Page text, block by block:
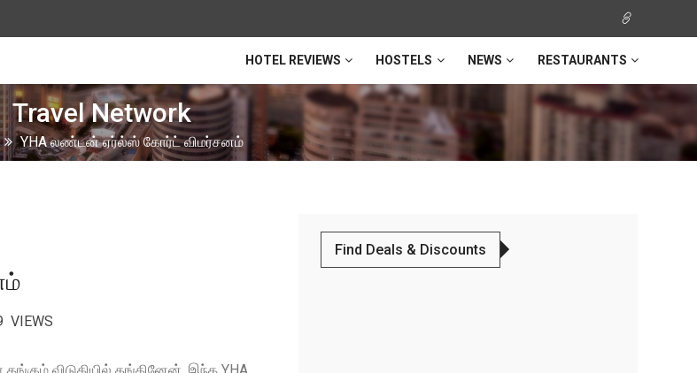
HOTEL REVIEWS HOSTELS NEWS RESTAURANTS
Travel Network
YHA லண்டன் ஏர்ல்ஸ் கோர்ட் விமர்சனம்
VIEWS
விடுதியில் தங்கினேன். இந்த YHA
Find Deals & Discounts